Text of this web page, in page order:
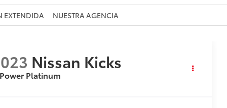
EXTENDIDA NUESTRA AGENCIA
Nissan Kicks
Platinum